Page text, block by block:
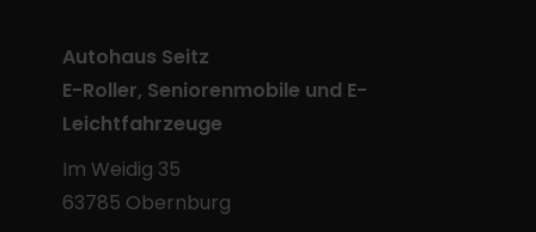
Autohaus Seitz
E-Roller, Seniorenmobile und E-
Leichtfahrzeuge
Im Weidig 35
63785 Obernburg